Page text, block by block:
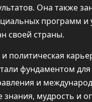
Она также
программ
своей страны.
политическая
фундаментом для
и
знания, мудрость и